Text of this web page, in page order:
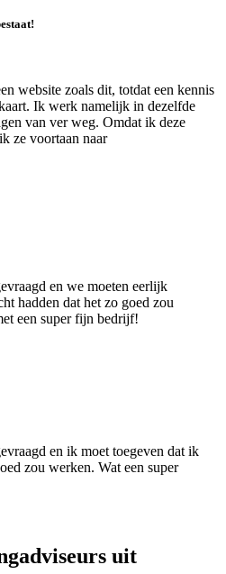
website zoals dit, totdat een kennis
Ik werk namelijk in dezelfde
van ver weg. Omdat ik deze
ze voortaan naar
en we moeten eerlijk
hadden dat het zo goed zou
een super fijn bedrijf!
en ik moet toegeven dat ik
zou werken. Wat een super
uit